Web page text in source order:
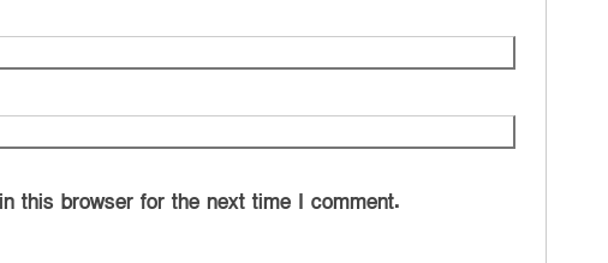
this browser for the next time I comment.